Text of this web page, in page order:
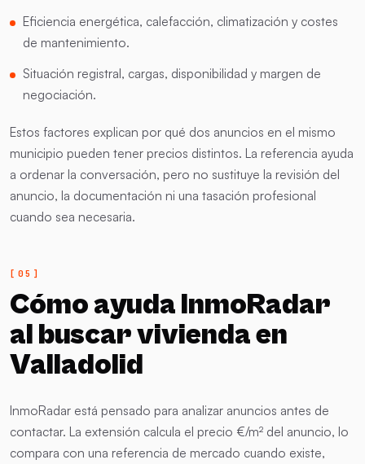
Eficiencia energética, calefacción, climatización y costes
de mantenimiento.
Situación registral, cargas, disponibilidad y margen de
negociación.
Estos factores explican por qué dos anuncios en el mismo
municipio pueden tener precios distintos. La referencia ayuda
a ordenar la conversación, pero no sustituye la revisión del
anuncio, la documentación ni una tasación profesional
cuando sea necesaria.
Cómo ayuda InmoRadar
al buscar vivienda en
Valladolid
InmoRadar está pensado para analizar anuncios antes de
contactar. La extensión calcula el precio €/m² del anuncio, lo
compara con una referencia de mercado cuando existe,